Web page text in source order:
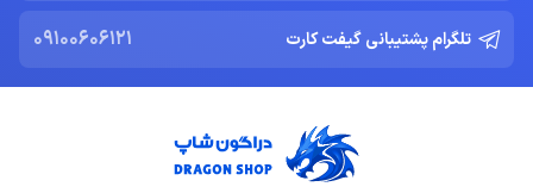
تلگرام پشتیبانی گیفت کارت 09100606121